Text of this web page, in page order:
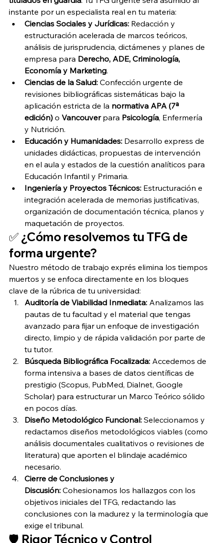
instante por un especialista real en tu materia:
Ciencias Sociales y Jurídicas: Redacción y
estructuración acelerada de marcos teóricos,
análisis de jurisprudencia, dictámenes y planes de
empresa para Derecho, ADE, Criminología,
Economía y Marketing.
Ciencias de la Salud: Confección urgente de
revisiones bibliográficas sistemáticas bajo la
aplicación estricta de la normativa APA (7ª
edición) o Vancouver para Psicología, Enfermería
y Nutrición.
Educación y Humanidades: Desarrollo express de
unidades didácticas, propuestas de intervención
en el aula y estados de la cuestión analíticos para
Educación Infantil y Primaria.
Ingeniería y Proyectos Técnicos: Estructuración e
integración acelerada de memorias justificativas,
organización de documentación técnica, planos y
maquetación de proyectos.
✅ ¿Cómo resolvemos tu TFG de
forma urgente?
Nuestro método de trabajo exprés elimina los tiempos
muertos y se enfoca directamente en los bloques
clave de la rúbrica de tu universidad:
Auditoría de Viabilidad Inmediata: Analizamos las
pautas de tu facultad y el material que tengas
avanzado para fijar un enfoque de investigación
directo, limpio y de rápida validación por parte de
tu tutor.
Búsqueda Bibliográfica Focalizada: Accedemos de
forma intensiva a bases de datos científicas de
prestigio (Scopus, PubMed, Dialnet, Google
Scholar) para estructurar un Marco Teórico sólido
en pocos días.
Diseño Metodológico Funcional: Seleccionamos y
redactamos diseños metodológicos viables (como
análisis documentales cualitativos o revisiones de
literatura) que aporten el blindaje académico
necesario.
Cierre de Conclusiones y
Discusión: Cohesionamos los hallazgos con los
objetivos iniciales del TFG, redactando las
conclusiones con la madurez y la terminología que
exige el tribunal.
🛡️ Rigor Técnico y Control